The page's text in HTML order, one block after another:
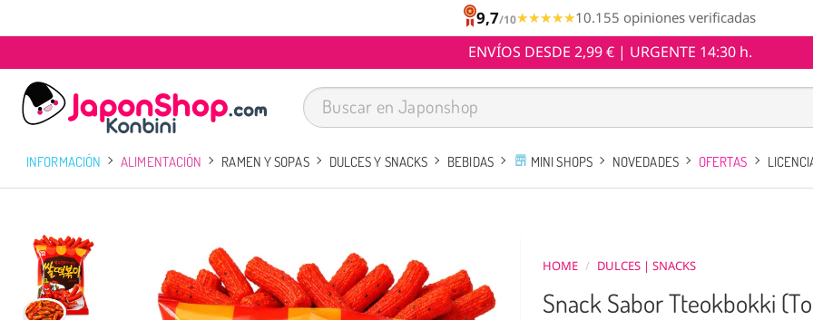
9,7/10★★★★★
★★★★★10.155 opiniones verificadas
ENVÍOS DESDE 2,99 € | URGENTE 14:30 h.
INFORMACIÓN ALIMENTACIÓN RAMEN Y SOPAS DULCES Y SNACKS BEBIDAS MINI SHOPS NOVEDADES OFERTAS
HOME / DULCES | SNACKS
Snack Sabor Tteokbokki